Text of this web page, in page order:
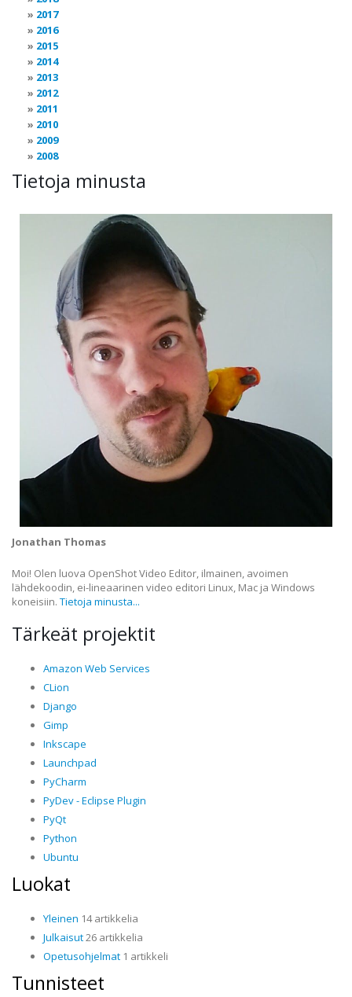
2017
2016
2015
2014
2013
2012
2011
2010
2009
2008
Tietoja minusta
Jonathan Thomas
Moi! Olen luova OpenShot Video Editor, ilmainen, avoimen
lähdekoodin, ei-lineaarinen video editori Linux, Mac ja Windows
koneisiin. Tietoja minusta...
Tärkeät projektit
Amazon Web Services
CLion
Django
Gimp
Inkscape
Launchpad
PyCharm
PyDev - Eclipse Plugin
PyQt
Python
Ubuntu
Luokat
Yleinen 14 artikkelia
Julkaisut26 artikkelia
Opetusohjelmat 1 artikkeli
Tunnisteet